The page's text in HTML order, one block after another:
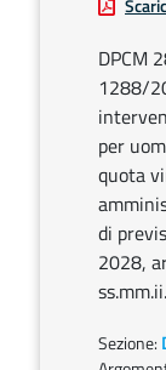
DPCM
1288/
per
quota
di
2028,
Sezione: